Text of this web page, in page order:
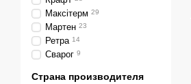
Максітерм 29
Мартен 23
Ретра 14
Сварог 9
Страна производителя